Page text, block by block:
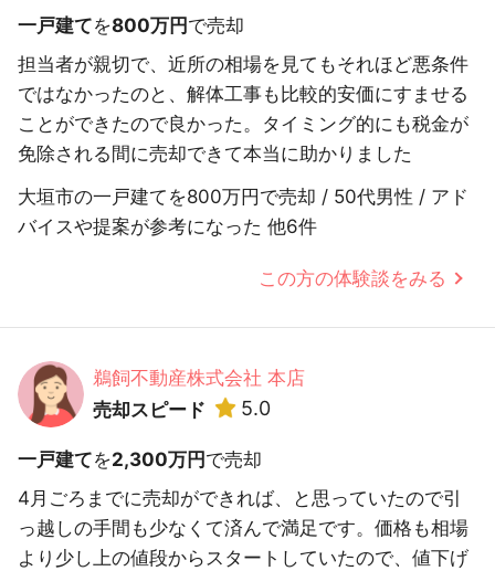
一戸建てを800万円で売却
担当者が親切で、近所の相場を見てもそれほど悪条件
ではなかったのと、解体工事も比較的安価にすませる
ことができたので良かった。タイミング的にも税金が
免除される間に売却できて本当に助かりました
大垣市の一戸建てを800万円で売却 / 50代男性 / アド
バイスや提案が参考になった 他6件
この方の体験談をみる
鵜飼不動産株式会社 本店
売却スピード
5.0
一戸建てを2,300万円 で売却
4月ごろまでに売却ができれば、と思っていたので引
っ越しの手間も少なくて済んで満足です。価格も相場
より少し上の値段からスタートしていたので、値下げ